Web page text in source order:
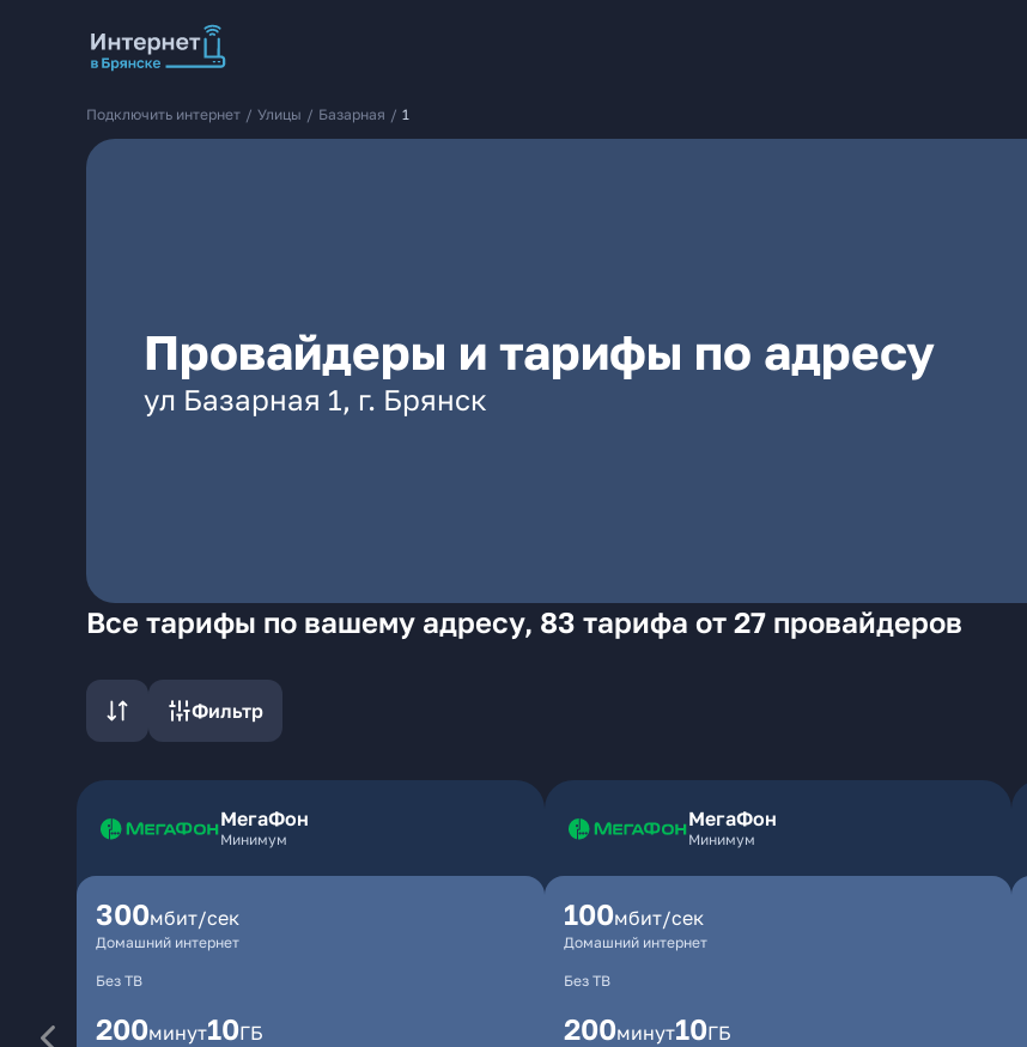
Подключить интернет / Улицы / Базарная / 1
Провайдеры и тарифы по адресу
ул Базарная 1, г. Брянск
Все тарифы по вашему адресу, 83 тарифа от 27 провайдеров
Фильтр
МегаФон
Минимум
300мбит/сек
Домашний интернет
Без ТВ
200минут10ГБ
МегаФон
Минимум
100мбит/сек
Домашний интернет
Без ТВ
200минут10ГБ